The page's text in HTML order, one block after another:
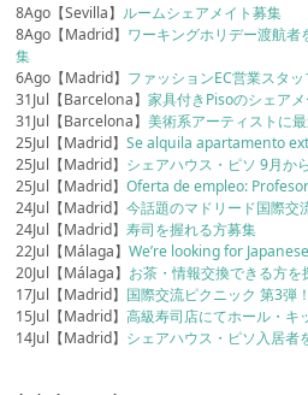
8Ago【Sevilla】 ルームシェアメイト募集
8Ago【Madrid】 ワーキングホリデー渡航
集
6Ago【Madrid】 ファッションEC営業スタ
31Jul【Barcelona】家具付きPisoのシェア
31Jul【Barcelona】美術系アーティストに
25Jul【Madrid】Se alquila apartamento
25Jul【Madrid】 シェアハウス・ピソ 9月か
25Jul【Madrid】Oferta de empleo:
24Jul【Madrid】今話題のマドリード国際交
24Jul【Madrid】寿司を握れる方募集
22Jul【Málaga】We’re looking for
20Jul【Málaga】 お茶・情報交換できる方を
17Jul【Madrid】 国際交流ピクニック 第3弾
15Jul【Madrid】高級寿司店にてホール・キ
14Jul【Madrid】 シェアハウス・ピソ入居者